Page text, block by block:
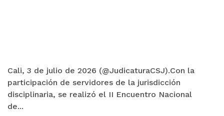
Cali, 3 de julio de 2026 (@JudicaturaCSJ).Con la
participación de servidores de la jurisdicción
disciplinaria, se realizó el II Encuentro Nacional
de...